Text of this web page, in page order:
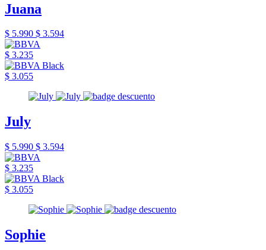
Juana
$ 5.990 $ 3.594
$ 3.235
$ 3.055
July
$ 5.990 $ 3.594
$ 3.235
$ 3.055
Sophie